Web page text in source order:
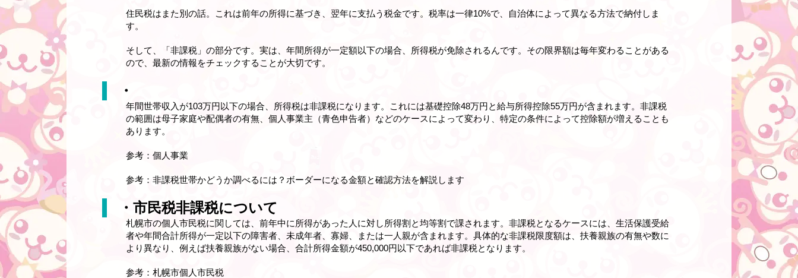
住民税はまた別の話。これは前年の所得に基づき、翌年に支払う税金です。税率は一律10%で、自治体によって異なる方法で納付しま
す。
そして、「非課税」の部分です。実は、年間所得が一定額以下の場合、所得税が免除されるんです。その限界額は毎年変わることがある
ので、最新の情報をチェックすることが大切です。
・
年間世帯収入が103万円以下の場合、所得税は非課税になります。これには基礎控除48万円と給与所得控除55万円が含まれます。非課税
の範囲は母子家庭や配偶者の有無、個人事業主（青色申告者）などのケースによって変わり、特定の条件によって控除額が増えることも
あります。
参考：個人事業
参考：非課税世帯かどうか調べるには？ボーダーになる金額と確認方法を解説します
・市民税非課税について
札幌市の個人市民税に関しては、前年中に所得があった人に対し所得割と均等割で課されます。非課税となるケースには、生活保護受給
者や年間合計所得が一定以下の障害者、未成年者、寡婦、または一人親が含まれます。具体的な非課税限度額は、扶養親族の有無や数に
より異なり、例えば扶養親族がない場合、合計所得金額が450,000円以下であれば非課税となります。
参考：札幌市個人市民税